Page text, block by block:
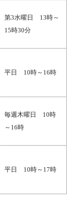
第3水曜日 13時～
15時30分
平日 10時～16時
毎週木曜日 10時
～16時
平日 10時～17時